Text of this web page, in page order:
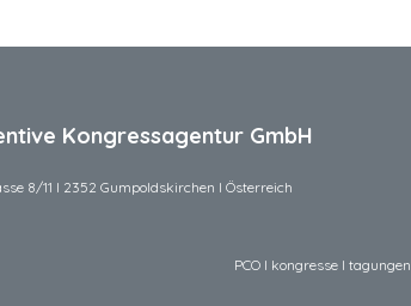
Kongressagentur GmbH
8/11 I 2352 Gumpoldskirchen I Österreich
PCO I kongresse I